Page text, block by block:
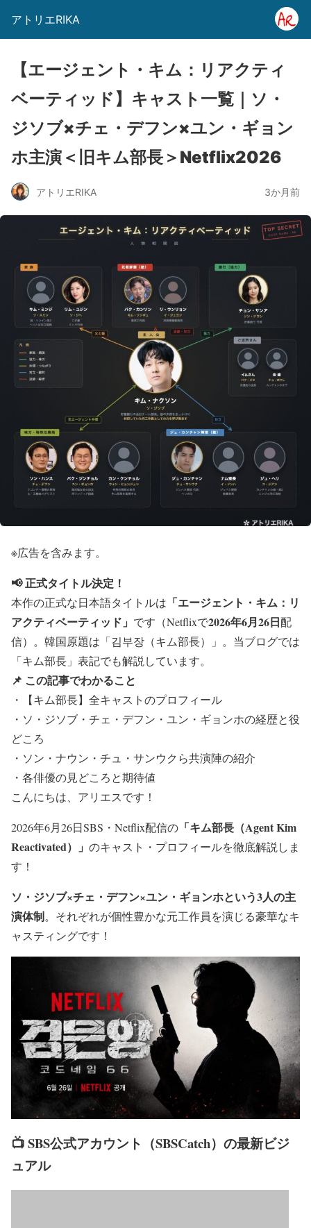
アトリエRIKA
【エージェント・キム：リアクティ
ベーティッド】キャスト一覧｜ソ・
ジソブ×チェ・デフン×ユン・ギョン
ホ主演＜旧キム部長＞Netflix2026
アトリエRIKA 3か月前
※広告を含みます。
📢 正式タイトル決定！
本作の正式な日本語タイトルは 「エージェント・キム：リ
アクティベーティッド」 です（Netflixで2026年6月26日配
信）。韓国原題は「김부장（キム部長）」。当ブログでは
「キム部長」表記でも解説しています。
📌 この記事でわかること
・【キム部長】全キャストのプロフィール
・ソ・ジソブ・チェ・デフン・ユン・ギョンホの経歴と役
どころ
・ソン・ナウン・チュ・サンウクら共演陣の紹介
・各俳優の見どころと期待値
こんにちは、アリエスです！
2026年6月26日SBS・Netflix配信の 「キム部長（Agent Kim
Reactivated）」 のキャスト・プロフィールを徹底解説しま
す！
ソ・ジソブ×チェ・デフン×ユン・ギョンホという3人の主
演体制。それぞれが個性豊かな元工作員を演じる豪華なキ
ャスティングです！
📺 SBS公式アカウント（SBSCatch）の最新ビジ
ュアル